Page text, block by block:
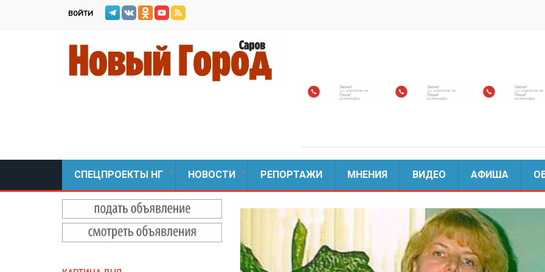
ВОЙТИ
+
СПЕЦПРОЕКТЫ НГ +
НОВОСТИ РЕПОРТАЖИ МНЕНИЯ ВИДЕО АФИША